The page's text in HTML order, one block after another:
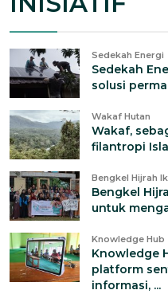
Sedekah Energi
Sedekah
solusi
Wakaf Hutan
Wakaf,
filantropi
Bengkel Hijrah
Bengkel
untuk
Knowledge Hub
Knowledge
platform
informasi, ...